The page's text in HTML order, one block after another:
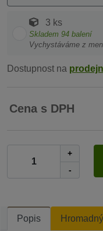
3 ks
Skladem 94 balení
Vychystáváme z
Dostupnost na
Cena s DPH
+
-
Popis